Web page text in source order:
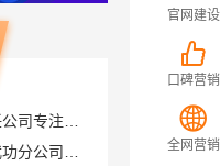
卧室全包装修智能家居，中蓝建投武功分公司设计施工
本地全案设计预算清单创益讯建筑-湖南创益讯建筑有限公司
官网建设
口碑营销
全网营销